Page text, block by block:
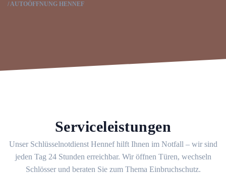
AUTOÖFFNUNG HENNEF
Serviceleistungen
Unser Schlüsselnotdienst Hennef hilft Ihnen im Notfall – wir sind
jeden Tag 24 Stunden erreichbar. Wir öffnen Türen, wechseln
Schlösser und beraten Sie zum Thema Einbruchschutz.